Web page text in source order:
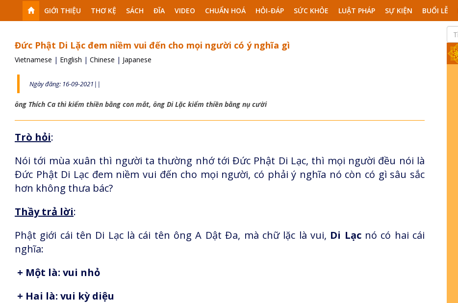
GIỚI THIỆU THƠ KỆ SÁCH ĐĨA VIDEO CHUẨN HOÁ HỎI-ĐÁP SỨC KHỎE LUẬT PHÁP SỰ KIỆN BUỔI LỄ
Đức Phật Di Lặc đem niềm vui đến cho mọi người có ý nghĩa gì
Vietnamese | English | Chinese | Japanese
Ngày đăng: 16-09-2021||
ông Thích Ca thì kiểm thiền bằng con mắt, ông Di Lặc kiểm thiền bằng nụ cười
Trò hỏi:
Nói tới mùa xuân thì người ta thường nhớ tới Đức Phật Di Lạc, thì mọi người đều nói là
Đức Phật Di Lạc đem niềm vui đến cho mọi người, có phải ý nghĩa nó còn có gì sâu sắc
hơn không thưa bác?
Thầy trả lời:
Phật giới cái tên Di Lạc là cái tên ông A Dật Đa, mà chữ lặc là vui, Di Lạcnó có hai cái
nghĩa:
+ Một là: vui nhỏ
+ Hai là: vui kỳ diệu